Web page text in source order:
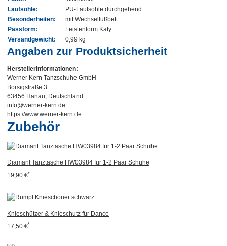
Laufsohle:
PU-Laufsohle durchgehend
Besonderheiten:
mit Wechselfußbett
Passform:
Leistenform Katy
Versandgewicht:
0,99 kg
Angaben zur Produktsicherheit
Herstellerinformationen:
Werner Kern Tanzschuhe GmbH
Borsigstraße 3
63456 Hanau, Deutschland
info@werner-kern.de
https://www.werner-kern.de
Zubehör
Diamant Tanztasche HW03984 für 1-2 Paar Schuhe
19,90 €*
Knieschützer & Knieschutz für Dance
17,50 €*